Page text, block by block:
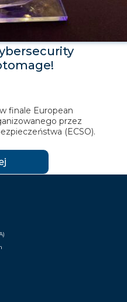
finale European
przez
(ECSO).